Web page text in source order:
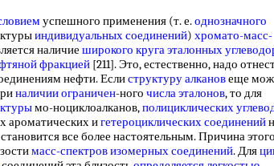
успешного применения (т. е.однозначного
индивидуальных соединений) хромато-масс-
наличие широкого кругаэталонных
фракцией [211]. Это, естественно, надо
нефти. Еслиструктуру алкановеще
наличии ограничен-ного числа эталонов, то для
мо-ноциклоалканов,полициклических
ароматических игетероциклических соединений
все более настоятельным. Причина этого
масс-спектровизомерных соединений. Для